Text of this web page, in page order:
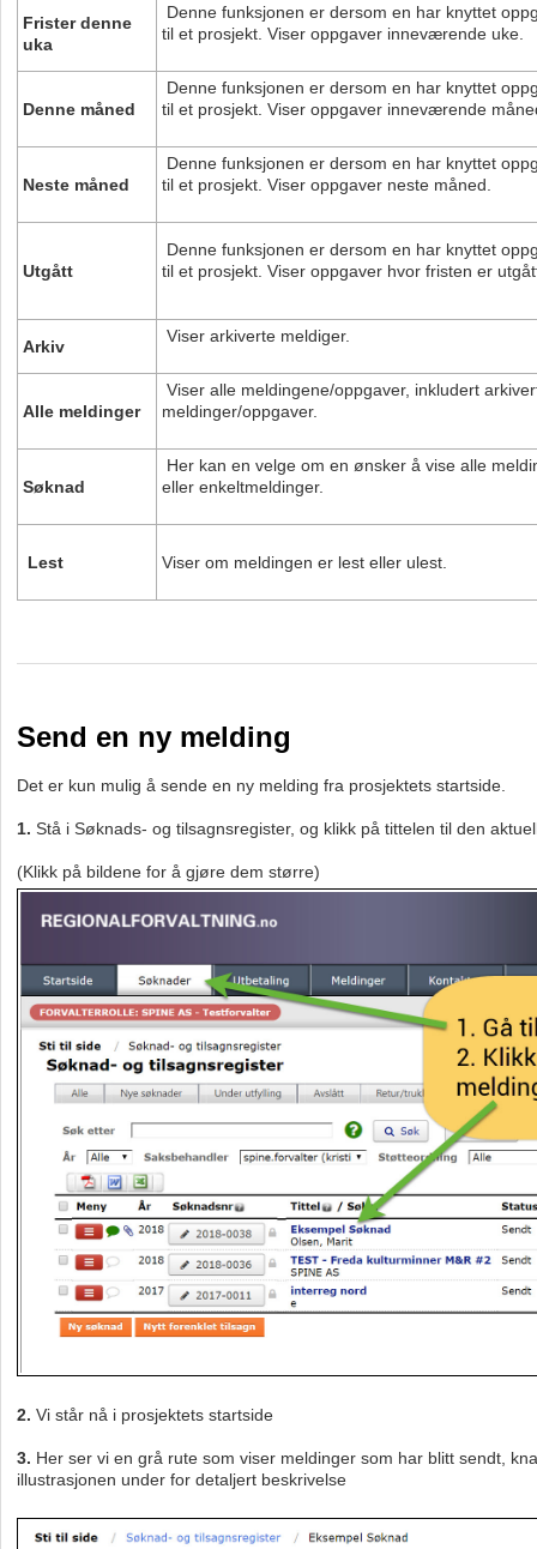
Frister denne
uka
Denne funksjonen er dersom en har knyttet
til et prosjekt. Viser oppgaver inneværende uke.
Denne måned
Denne funksjonen er dersom en har knyttet
til et prosjekt. Viser oppgaver inneværende
Neste måned
Denne funksjonen er dersom en har knyttet
til et prosjekt. Viser oppgaver neste måned.
Utgått
Denne funksjonen er dersom en har knyttet
til et prosjekt. Viser oppgaver hvor fristen er
Arkiv
Viser arkiverte meldiger.
Alle meldinger
Viser alle meldingene/oppgaver, inkludert
meldinger/oppgaver.
Søknad
Her kan en velge om en ønsker å vise alle
eller enkeltmeldinger.
Lest Viser om meldingen er lest eller ulest.
Send en ny melding
Det er kun mulig å sende en ny melding fra prosjektets startside.
1. Stå i Søknads- og tilsagnsregister, og klikk på tittelen til den
(Klikk på bildene for å gjøre dem større)
2. Vi står nå i prosjektets startside
3. Her ser vi en grå rute som viser meldinger som har blitt sendt,
illustrasjonen under for detaljert beskrivelse